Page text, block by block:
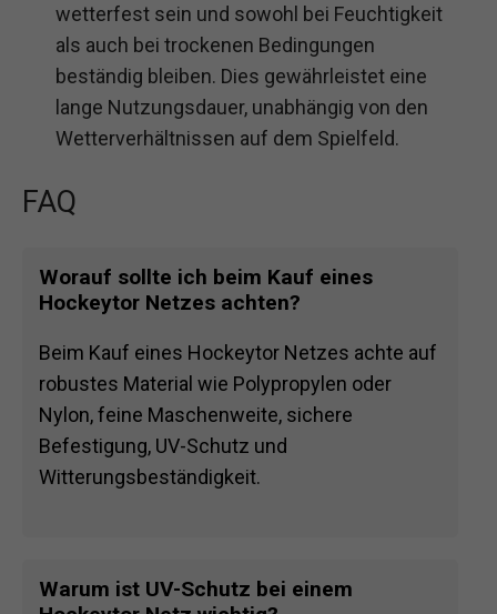
wetterfest sein und sowohl bei Feuchtigkeit
als auch bei trockenen Bedingungen
beständig bleiben. Dies gewährleistet eine
lange Nutzungsdauer, unabhängig von den
Wetterverhältnissen auf dem Spielfeld.
FAQ
Worauf sollte ich beim Kauf eines
Hockeytor Netzes achten?
Beim Kauf eines Hockeytor Netzes achte auf
robustes Material wie Polypropylen oder
Nylon, feine Maschenweite, sichere
Befestigung, UV-Schutz und
Witterungsbeständigkeit.
Warum ist UV-Schutz bei einem